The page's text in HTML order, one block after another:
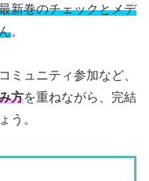
新巻のチェックとメデ
。
ミュニティ参加など、
方を重ねながら、完結
う。